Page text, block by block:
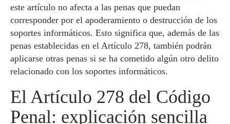
este artículo no afecta a las penas que puedan
corresponder por el apoderamiento o destrucción de los
soportes informáticos. Esto significa que, además de las
penas establecidas en el Artículo 278, también podrán
aplicarse otras penas si se ha cometido algún otro delito
relacionado con los soportes informáticos.
El Artículo 278 del Código
Penal: explicación sencilla